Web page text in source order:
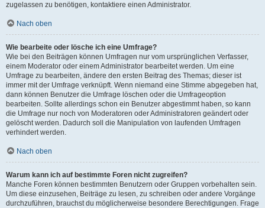
zugelassen zu benötigen, kontaktiere einen Administrator.
Nach oben
Wie bearbeite oder lösche ich eine Umfrage?
Wie bei den Beiträgen können Umfragen nur vom ursprünglichen Verfasser,
einem Moderator oder einem Administrator bearbeitet werden. Um eine
Umfrage zu bearbeiten, ändere den ersten Beitrag des Themas; dieser ist
immer mit der Umfrage verknüpft. Wenn niemand eine Stimme abgegeben hat,
dann können Benutzer die Umfrage löschen oder die Umfrageoption
bearbeiten. Sollte allerdings schon ein Benutzer abgestimmt haben, so kann
die Umfrage nur noch von Moderatoren oder Administratoren geändert oder
gelöscht werden. Dadurch soll die Manipulation von laufenden Umfragen
verhindert werden.
Nach oben
Warum kann ich auf bestimmte Foren nicht zugreifen?
Manche Foren können bestimmten Benutzern oder Gruppen vorbehalten sein.
Um diese einzusehen, Beiträge zu lesen, zu schreiben oder andere Vorgänge
durchzuführen, brauchst du möglicherweise besondere Berechtigungen. Frage